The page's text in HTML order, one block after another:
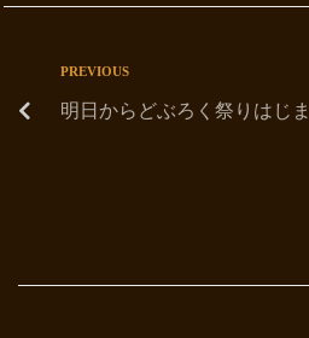
PREVIOUS
明日からどぶろく祭りはじ